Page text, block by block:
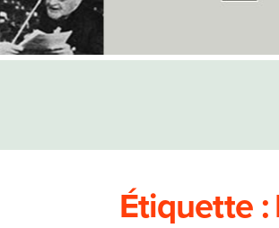
Étiquette :